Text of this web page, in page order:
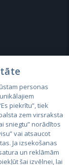
personas
piekrītu”, tiek
zem virsraksta
sniegtu” norādītos
vai atsaucot
Ja izsekošanas
un reklāmām
šai izvēlnei, lai